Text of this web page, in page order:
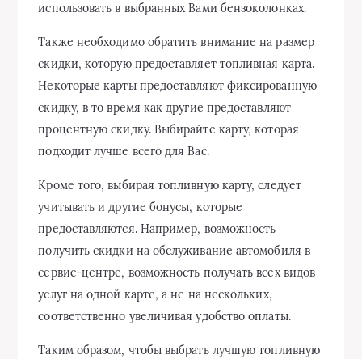
использовать в выбранных Вами бензоколонках.
Также необходимо обратить внимание на размер
скидки, которую предоставляет топливная карта.
Некоторые карты предоставляют фиксированную
скидку, в то время как другие предоставляют
процентную скидку. Выбирайте карту, которая
подходит лучше всего для Вас.
Кроме того, выбирая топливную карту, следует
учитывать и другие бонусы, которые
предоставляются. Например, возможность
получить скидки на обслуживание автомобиля в
сервис-центре, возможность получать всех видов
услуг на одной карте, а не на нескольких,
соответственно увеличивая удобство оплаты.
Таким образом, чтобы выбрать лучшую топливную